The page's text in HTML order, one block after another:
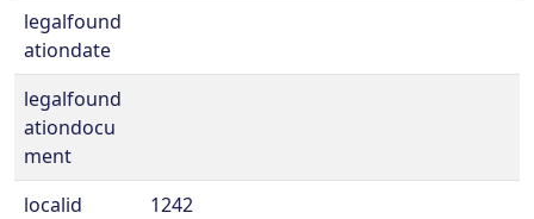
legalfound
ationdate
legalfound
ationdocu
ment
localid
1242